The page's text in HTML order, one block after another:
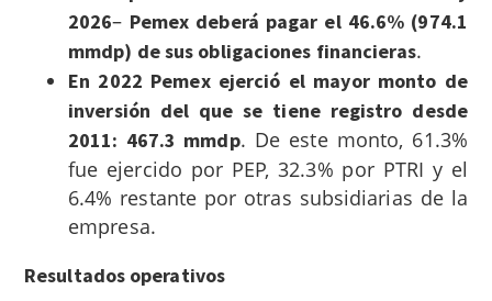
2026– Pemex deberá pagar el 46.6% (974.1
mmdp) de sus obligaciones financieras.
En 2022 Pemex ejerció el mayor monto de
inversión del que se tiene registro desde
2011: 467.3 mmdp. De este monto, 61.3%
fue ejercido por PEP, 32.3% por PTRI y el
6.4% restante por otras subsidiarias de la
empresa.
Resultados operativos